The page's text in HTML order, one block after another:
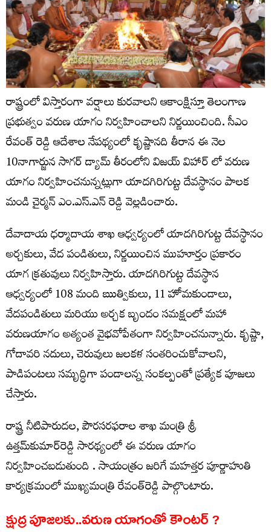
రాష్ట్రంలో విస్తారంగా వర్షాలు కురవాలని ఆకాంక్షిస్తూ తెలంగాణ
ప్రభుత్వం వరుణ యాగం నిర్వహించాలని నిర్ణయించింది. సీఎం
రేవంత్ రెడ్డి ఆదేశాల నేపథ్యంలో కృష్ణానది తీరాన ఈ నెల
10నాగార్జున సాగర్ డ్యామ్ తీరంలోని విజయ్ విహార్ లో వరుణ
యాగం నిర్వహించనున్నట్లుగా యాదగిరిగుట్ట దేవస్థానం పాలక
మండి చైర్మన్ ఎం.ఎస్.ఎన్ రెడ్డి వెల్లడించారు.
దేవాదాయ ధర్మాదాయ శాఖ ఆధ్వర్యంలో యాదగిరిగుట్ట దేవస్థానం
అర్చకులు, వేద పండితులు, నిర్ణయించిన ముహూర్తం ప్రకారం
యాగ క్రతువులు నిర్వహిస్తారు. యాదగిరిగుట్ట దేవస్థాన
ఆధ్వర్యంలో 108 మంది ఋత్వికులు, 11 హోమకుండాలు,
వేదపండితులు మరియు అర్చక బృందం సమక్షంలో మహా
వరుణయాగం అత్యంత వైభవోపేతంగా నిర్వహించనున్నారు. కృష్ణా,
గోదావరి నదులు, చెరువులు జలకళ సంతరించుకోవాలని,
పాడిపంటలు సమృద్ధిగా పండాలన్న సంకల్పంతో ప్రత్యేక పూజలు
చేస్తారు.
రాష్ట్ర నీటిపారుదల, పౌరసరఫరాల శాఖ మంత్రి శ్రీ
ఉత్తమ్‌కుమార్‌రెడ్డి సారథ్యంలో ఈ వరుణ యాగం
నిర్వహించబడుతుంది . సాయంత్రం జరిగే మహత్తర పూర్ణాహుతి
కార్యక్రమంలో ముఖ్యమంత్రి రేవంత్‌రెడ్డి పాల్గొంటారు.
క్షుద్ర పూజలకు..వరుణ యాగంతో కౌంటర్ ?